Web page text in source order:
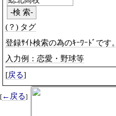
(？) タグ
登録ｻｲﾄ検索の為のｷｰﾜｰﾄﾞです。
入力例：恋愛・野球等
[戻る]
[ ←戻る]